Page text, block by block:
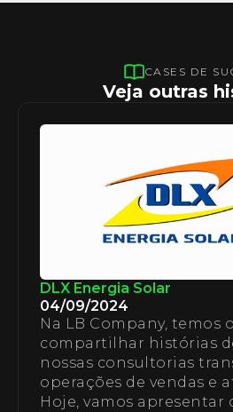
CASES DE
Veja outras
DLX Energia Solar
04/09/2024
Na LB Company, temos
compartilhar histórias
nossas consultorias
operações de vendas e
Hoje, vamos apresentar